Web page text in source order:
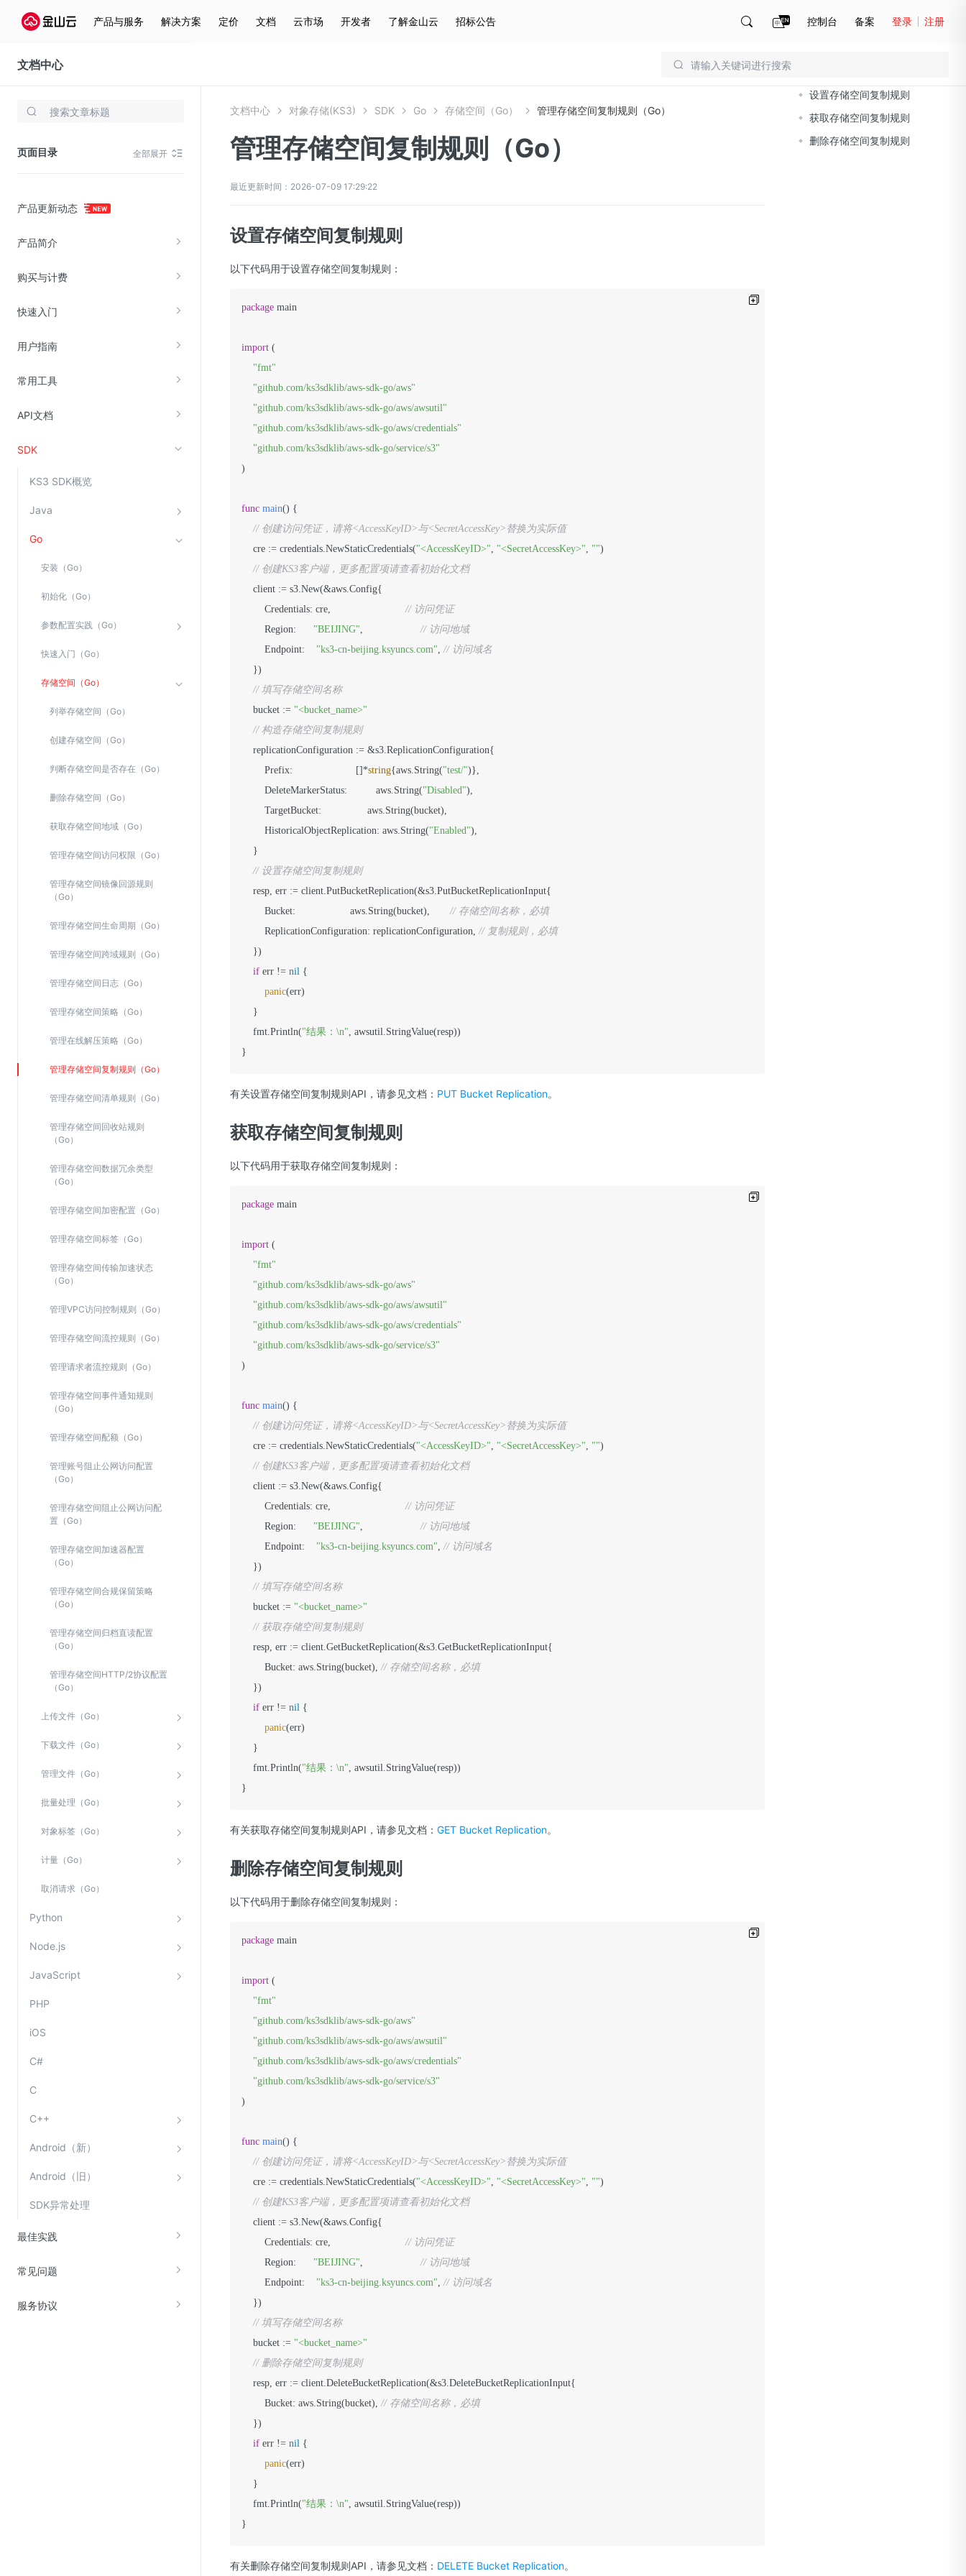
产品与服务 解决方案 定价 文档 云市场 开发者 了解金山云 招标公告 控制台 备案 登录 注册
文档中心
对象存储(KS3)
页面目录 全部展开
产品更新动态
产品简介
购买与计费
快速入门
用户指南
常用工具
API文档
SDK
KS3 SDK概览
Java
Go
安装（Go）
初始化（Go）
参数配置实践（Go）
快速入门（Go）
存储空间（Go）
列举存储空间（Go）
创建存储空间（Go）
判断存储空间是否存在（Go）
删除存储空间（Go）
获取存储空间地域（Go）
管理存储空间访问权限（Go）
管理存储空间镜像回源规则
（Go）
管理存储空间生命周期（Go）
管理存储空间跨域规则（Go）
管理存储空间日志（Go）
管理存储空间策略（Go）
管理在线解压策略（Go）
管理存储空间复制规则（Go）
管理存储空间清单规则（Go）
管理存储空间回收站规则
（Go）
管理存储空间数据冗余类型
（Go）
管理存储空间加密配置（Go）
管理存储空间标签（Go）
管理存储空间传输加速状态
（Go）
管理VPC访问控制规则（Go）
管理存储空间流控规则（Go）
管理请求者流控规则（Go）
管理存储空间事件通知规则
（Go）
管理存储空间配额（Go）
管理账号阻止公网访问配置
（Go）
管理存储空间阻止公网访问配
置（Go）
管理存储空间加速器配置
（Go）
管理存储空间合规保留策略
（Go）
管理存储空间归档直读配置
（Go）
管理存储空间HTTP/2协议配置
（Go）
上传文件（Go）
下载文件（Go）
管理文件（Go）
批量处理（Go）
对象标签（Go）
计量（Go）
取消请求（Go）
Python
Node.js
JavaScript
PHP
iOS
C#
C
C++
Android（新）
Android（旧）
SDK异常处理
最佳实践
常见问题
服务协议
存储与云分发
云硬盘(EBS)
在线迁移服务
视频云服务
云直播(KLS)
边缘节点计算
金山云云防火墙
大模型应用防火墙
高防IP(KAD)
DDoS原生高防
SSL证书管理
云安全中心
合规性
资质认证
文档中心 对象存储(KS3) SDK Go 存储空间（Go） 管理存储空间复制规则（Go）
管理存储空间复制规则（Go）
最近更新时间：2026-07-09 17:29:22
设置存储空间复制规则
以下代码用于设置存储空间复制规则：
package main
import (
"fmt"
"github.com/ks3sdklib/aws-sdk-go/aws"
"github.com/ks3sdklib/aws-sdk-go/aws/awsutil"
"github.com/ks3sdklib/aws-sdk-go/aws/credentials"
"github.com/ks3sdklib/aws-sdk-go/service/s3"
)
func main() {
// 创建访问凭证，请将<AccessKeyID>与<SecretAccessKey>替换为实际值
    cre := credentials.NewStaticCredentials(
"<AccessKeyID>", "<SecretAccessKey>", "")
// 创建KS3客户端，更多配置项请查看初始化文档
    client := s3.New(&aws.Config{
        Credentials: cre,
// 访问凭证
        Region:
"BEIJING", // 访问地域
        Endpoint:
"ks3-cn-beijing.ksyuncs.com", // 访问域名
    })
// 填写存储空间名称
    bucket :=
"<bucket_name>"
// 构造存储空间复制规则
    replicationConfiguration := &s3.ReplicationConfiguration{
        Prefix:                      []*
string{aws.String("test/")},
        DeleteMarkerStatus:          aws.String(
"Disabled"),
        TargetBucket:                aws.String(bucket),
        HistoricalObjectReplication: aws.String(
"Enabled"),
    }
// 设置存储空间复制规则
    resp, err := client.PutBucketReplication(&s3.PutBucketReplicationInput{
        Bucket:                   aws.String(bucket),
// 存储空间名称，必填
        ReplicationConfiguration: replicationConfiguration,
// 复制规则，必填
    })
if err != nil {
panic(err)
    }
    fmt.Println(
"结果：\n", awsutil.StringValue(resp))
}
有关设置存储空间复制规则API，请参见文档： PUT Bucket Replication。
获取存储空间复制规则
以下代码用于获取存储空间复制规则：
package main
import (
"fmt"
"github.com/ks3sdklib/aws-sdk-go/aws"
"github.com/ks3sdklib/aws-sdk-go/aws/awsutil"
"github.com/ks3sdklib/aws-sdk-go/aws/credentials"
"github.com/ks3sdklib/aws-sdk-go/service/s3"
)
func main() {
// 创建访问凭证，请将<AccessKeyID>与<SecretAccessKey>替换为实际值
    cre := credentials.NewStaticCredentials(
"<AccessKeyID>", "<SecretAccessKey>", "")
// 创建KS3客户端，更多配置项请查看初始化文档
    client := s3.New(&aws.Config{
        Credentials: cre,
// 访问凭证
        Region:
"BEIJING", // 访问地域
        Endpoint:
"ks3-cn-beijing.ksyuncs.com", // 访问域名
    })
// 填写存储空间名称
    bucket :=
"<bucket_name>"
// 获取存储空间复制规则
    resp, err := client.GetBucketReplication(&s3.GetBucketReplicationInput{
        Bucket: aws.String(bucket),
// 存储空间名称，必填
    })
if err != nil {
panic(err)
    }
    fmt.Println(
"结果：\n", awsutil.StringValue(resp))
}
有关获取存储空间复制规则API，请参见文档： GET Bucket Replication。
删除存储空间复制规则
以下代码用于删除存储空间复制规则：
package main
import (
"fmt"
"github.com/ks3sdklib/aws-sdk-go/aws"
"github.com/ks3sdklib/aws-sdk-go/aws/awsutil"
"github.com/ks3sdklib/aws-sdk-go/aws/credentials"
"github.com/ks3sdklib/aws-sdk-go/service/s3"
)
func main() {
// 创建访问凭证，请将<AccessKeyID>与<SecretAccessKey>替换为实际值
    cre := credentials.NewStaticCredentials(
"<AccessKeyID>", "<SecretAccessKey>", "")
// 创建KS3客户端，更多配置项请查看初始化文档
    client := s3.New(&aws.Config{
        Credentials: cre,
// 访问凭证
        Region:
"BEIJING", // 访问地域
        Endpoint:
"ks3-cn-beijing.ksyuncs.com", // 访问域名
    })
// 填写存储空间名称
    bucket :=
"<bucket_name>"
// 删除存储空间复制规则
    resp, err := client.DeleteBucketReplication(&s3.DeleteBucketReplicationInput{
        Bucket: aws.String(bucket),
// 存储空间名称，必填
    })
if err != nil {
panic(err)
    }
    fmt.Println(
"结果：\n", awsutil.StringValue(resp))
}
有关删除存储空间复制规则API，请参见文档： DELETE Bucket Replication。
设置存储空间复制规则
获取存储空间复制规则
删除存储空间复制规则